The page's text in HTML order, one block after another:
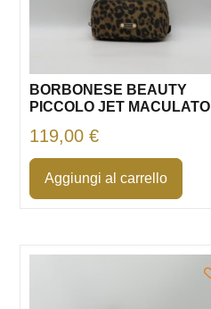
BORBONESE BEAUTY
PICCOLO JET MACULATO
119,00€
Aggiungi al carrello